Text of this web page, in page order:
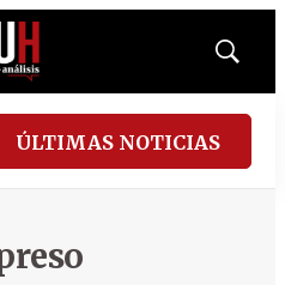
Mostrar
ÚLTIMAS NOTICIAS